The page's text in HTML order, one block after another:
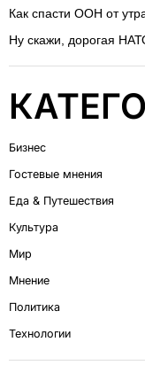
Как спасти ООН от
Ну скажи, дорогая
Бизнес
Гостевые мнения
Еда & Путешествия
Культура
Мир
Мнение
Политика
Технологии